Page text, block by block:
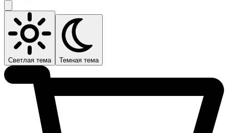
Светлая тема Темная тема